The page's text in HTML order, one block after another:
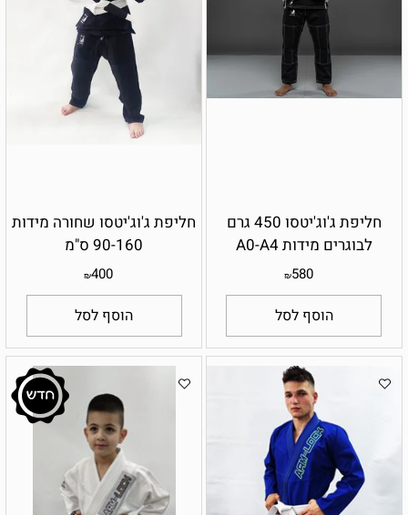
חליפת ג'וג'יטסו 450 גרם
לבוגרים מידות A0-A4
₪580
הוסף לסל
חליפת ג'וג'יטסו שחורה מידות
90-160 ס"מ
₪400
הוסף לסל